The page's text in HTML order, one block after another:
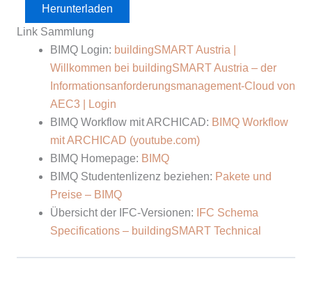
Herunterladen
Link Sammlung
BIMQ Login: buildingSMART Austria |
Willkommen bei buildingSMART Austria – der
Informationsanforderungsmanagement-Cloud von
AEC3 | Login
BIMQ Workflow mit ARCHICAD: BIMQ Workflow
mit ARCHICAD (youtube.com)
BIMQ Homepage: BIMQ
BIMQ Studentenlizenz beziehen: Pakete und
Preise – BIMQ
Übersicht der IFC-Versionen:
IFC Schema
Specifications – buildingSMART Technical